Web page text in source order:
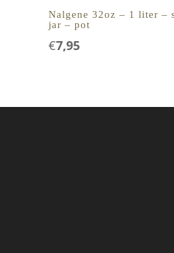
Nalgene 32oz – 1 liter –
jar – pot
€7,95